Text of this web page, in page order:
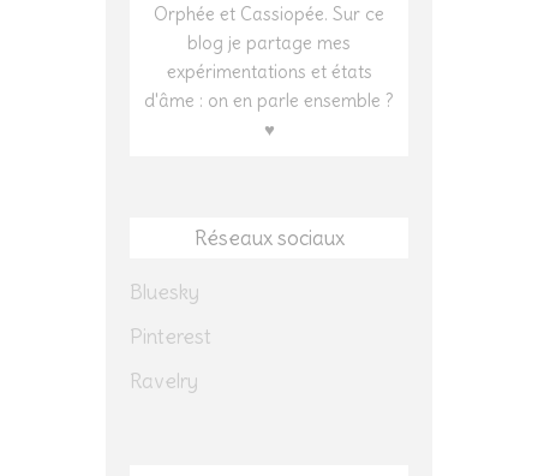
Orphée et Cassiopée. Sur ce
blog je partage mes
expérimentations et états
d'âme : on en parle ensemble ?
♥
Réseaux sociaux
Bluesky
Pinterest
Ravelry